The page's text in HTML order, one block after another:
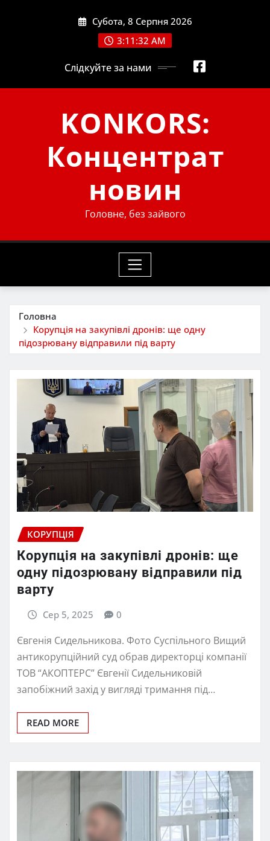
Субота, 8 Серпня 2026
3:11:33 AM
Слідкуйте за нами
KONKORS:
Концентрат
новин
Головне, без зайвого
Головна
Корупція на закупівлі дронів: ще одну
підозрювану відправили під варту
КОРУПЦІЯ
Корупція на закупівлі дронів: ще
одну підозрювану відправили під
варту
Сер 5, 2025 0
Євгенія Сидельникова. Фото Суспільного Вищий
антикорупційний суд обрав директорці компанії
ТОВ “АКОПТЕРС” Євгенії Сидельниковій
запобіжний захід у вигляді тримання під…
READ MORE